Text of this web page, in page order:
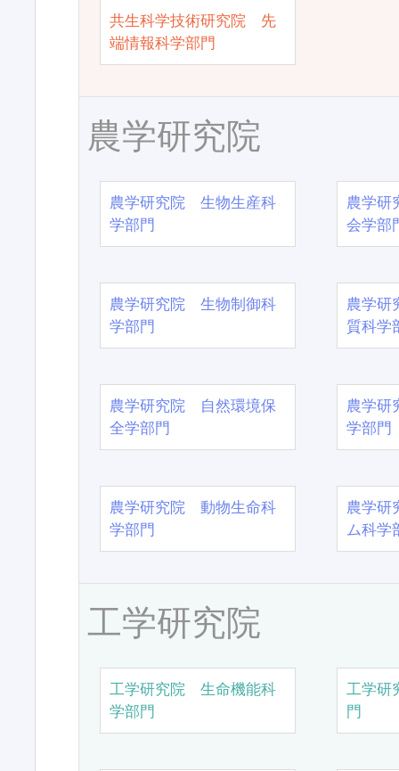
共生科学技術研究院 先
端情報科学部門
農学研究院
農学研究院 生物生産科
学部門
農学
会学部
農学研究院 生物制御科
学部門
農学
質科学
農学研究院 自然環境保
全学部門
農学
学部門
農学研究院 動物生命科
学部門
農学
ム科学
工学研究院
工学研究院 生命機能科
学部門
工学研
門